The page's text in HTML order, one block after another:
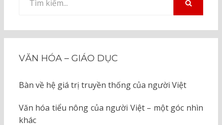
kiếm
VĂN HÓA – GIÁO DỤC
Bàn về hệ giá trị truyền thống của người Việt
Văn hóa tiểu nông của người Việt – một góc nhìn
khác